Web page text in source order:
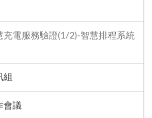
充電服務驗證(1/2)-智慧排程系統
組
會議